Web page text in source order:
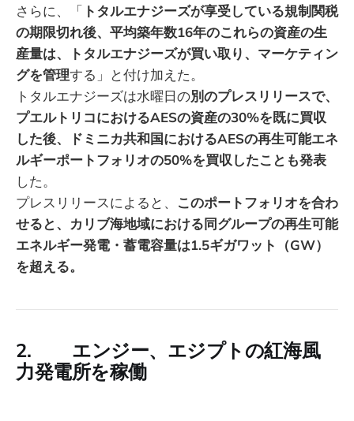
さらに、「 トタルエナジーズが享受している規制関税
の期限切れ後、平均築年数16年のこれらの資産の生
産量は、トタルエナジーズが買い取り、マーケティン
グを管理する」と付け加えた。
トタルエナジーズは水曜日の別のプレスリリースで、
プエルトリコにおけるAESの資産の30%を既に買収
した後、ドミニカ共和国におけるAESの再生可能エネ
ルギーポートフォリオの50%を買収したことも発表
した。
プレスリリースによると、 このポートフォリオを合わ
せると、カリブ海地域における同グループの再生可能
エネルギー発電・蓄電容量は1.5ギガワット（GW）
を超える。
2. エンジー、エジプトの紅海風
力発電所を稼働